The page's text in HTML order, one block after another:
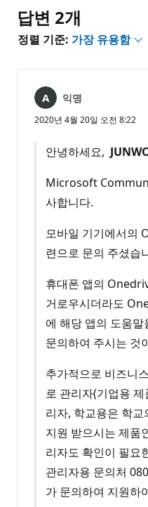
음
답변 2개
정렬 기준: 가장 유용함
익명
2020년 4월 20일 오전 8:22
안녕하세요,
Microsoft
사합니다.
모바일 기기에서의
련으로 문의 주셨습
휴대폰 앱의
거로우시더라도
에 해당 앱의 도움
문의하여 주시는 것
추가적으로 비즈니
로 관리자(기업용
리자, 학교용은 학
지원 받으시는 제품
리자도 확인이 필요
관리자용 문의처
가 문의하여 지원하